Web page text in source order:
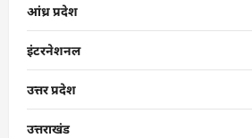
आंध्र प्रदेश
इंटरनेशनल
उत्तर प्रदेश
उत्तराखंड